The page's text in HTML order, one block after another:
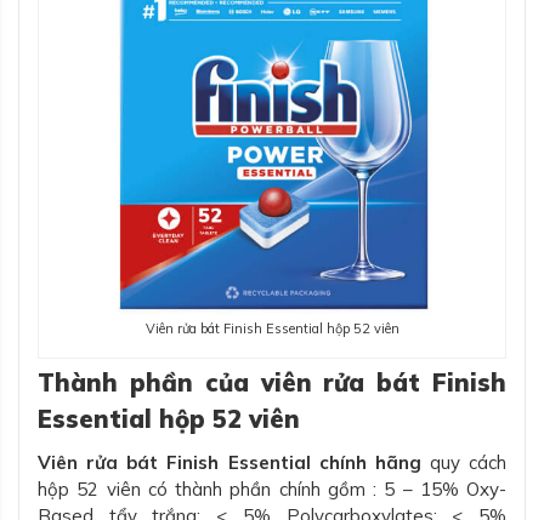
Viên rửa bát Finish Essential hộp 52 viên
Thành phần của viên rửa bát Finish
Essential hộp 52 viên
Viên rửa bát Finish Essential chính hãng quy cách
hộp 52 viên có thành phần chính gồm : 5 – 15% Oxy-
Based tẩy trắng; < 5% Polycarboxylates; < 5%